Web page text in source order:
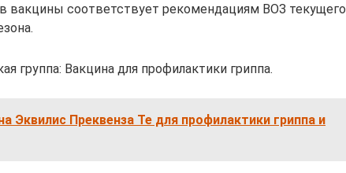
вакцины соответствует рекомендациям ВОЗ текущего
группа: Вакцина для профилактики гриппа.
Эквилис Преквенза Те для профилактики гриппа и